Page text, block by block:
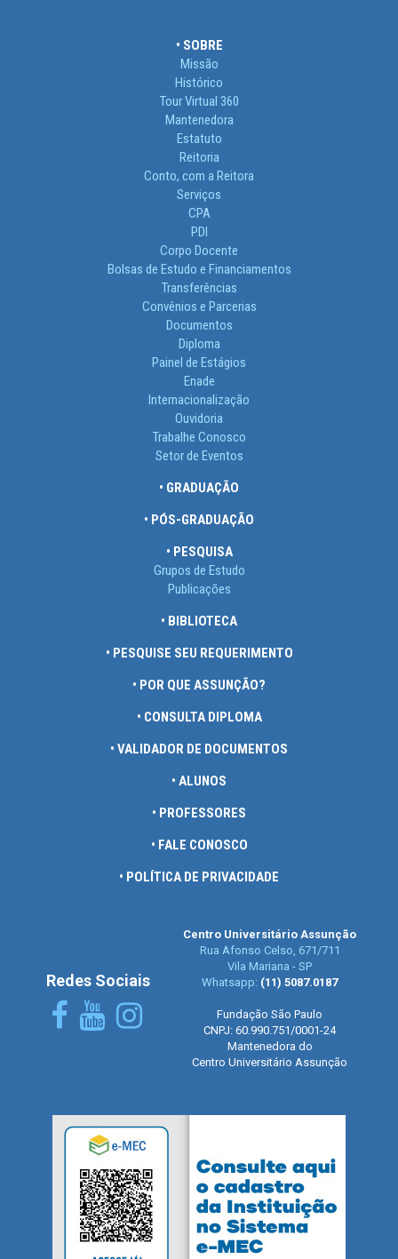
• SOBRE
Missão
Histórico
Tour Virtual 360
Mantenedora
Estatuto
Reitoria
Conto, com a Reitora
Serviços
CPA
PDI
Corpo Docente
Bolsas de Estudo e Financiamentos
Transferências
Convênios e Parcerias
Documentos
Diploma
Painel de Estágios
Enade
Internacionalização
Ouvidoria
Trabalhe Conosco
Setor de Eventos
• GRADUAÇÃO
• PÓS-GRADUAÇÃO
• PESQUISA
Grupos de Estudo
Publicações
• BIBLIOTECA
• PESQUISE SEU REQUERIMENTO
• POR QUE ASSUNÇÃO?
• CONSULTA DIPLOMA
• VALIDADOR DE DOCUMENTOS
• ALUNOS
• PROFESSORES
• FALE CONOSCO
• POLÍTICA DE PRIVACIDADE
Redes Sociais
Centro Universitário Assunção
Rua Afonso Celso, 671/711
Vila Mariana - SP
Whatsapp: (11) 5087.0187
Fundação São Paulo
CNPJ: 60.990.751/0001-24
Mantenedora do
Centro Universitário Assunção